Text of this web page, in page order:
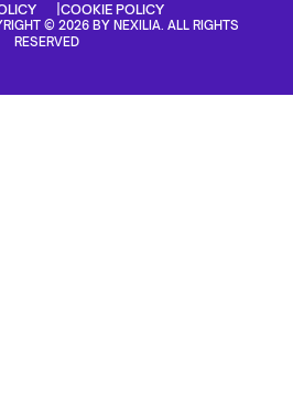
COOKIE POLICY
© 2026 BY NEXILIA. ALL RIGHTS
RESERVED